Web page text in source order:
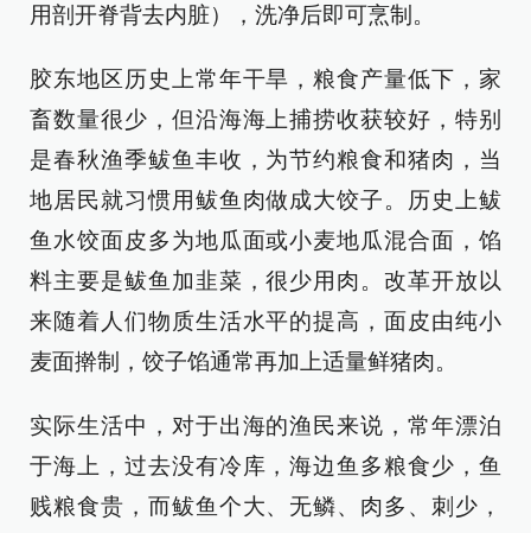
用剖开脊背去内脏），洗净后即可烹制。
胶东地区历史上常年干旱，粮食产量低下，家
畜数量很少，但沿海海上捕捞收获较好，特别
是春秋渔季鲅鱼丰收，为节约粮食和猪肉，当
地居民就习惯用鲅鱼肉做成大饺子。历史上鲅
鱼水饺面皮多为地瓜面或小麦地瓜混合面，馅
料主要是鲅鱼加韭菜，很少用肉。改革开放以
来随着人们物质生活水平的提高，面皮由纯小
麦面擀制，饺子馅通常再加上适量鲜猪肉。
实际生活中，对于出海的渔民来说，常年漂泊
于海上，过去没有冷库，海边鱼多粮食少，鱼
贱粮食贵，而鲅鱼个大、无鳞、肉多、刺少，